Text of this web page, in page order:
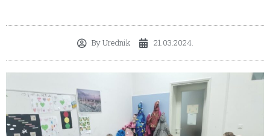
ByUrednik 21.03.2024.